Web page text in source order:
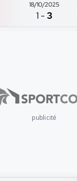
18/10/2025
1 -3
publicité